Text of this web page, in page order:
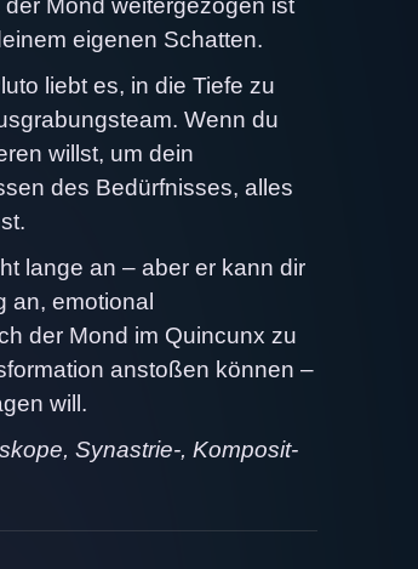
eigenen Schatten.
liebt es, in die Tiefe zu
Wenn du
willst, um dein
des Bedürfnisses, alles
lange an – aber er kann dir
an, emotional
der Mond im Quincunx zu
anstoßen können –
will.
Synastrie-, Komposit-